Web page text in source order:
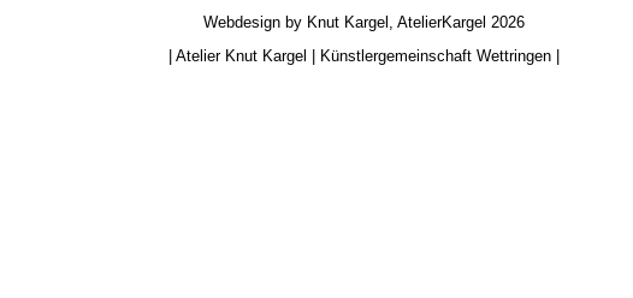
Webdesign by Knut Kargel , AtelierKargel 2026
Atelier Knut Kargel Künstlergemeinschaft Wettringen|